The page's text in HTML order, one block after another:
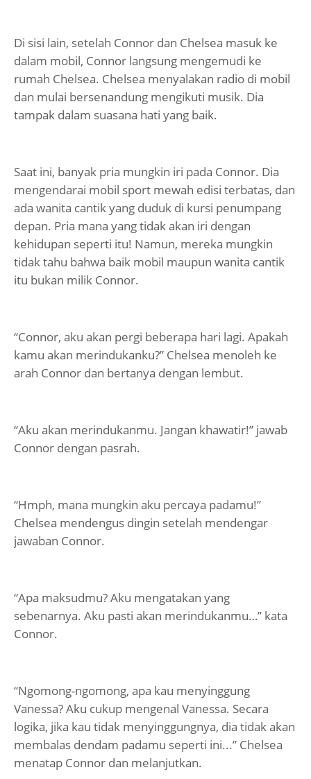
Di sisi lain, setelah Connor dan Chelsea masuk ke
dalam mobil, Connor langsung mengemudi ke
rumah Chelsea. Chelsea menyalakan radio di mobil
dan mulai bersenandung mengikuti musik. Dia
tampak dalam suasana hati yang baik.
Saat ini, banyak pria mungkin iri pada Connor. Dia
mengendarai mobil sport mewah edisi terbatas, dan
ada wanita cantik yang duduk di kursi penumpang
depan. Pria mana yang tidak akan iri dengan
kehidupan seperti itu! Namun, mereka mungkin
tidak tahu bahwa baik mobil maupun wanita cantik
itu bukan milik Connor.
“Connor, aku akan pergi beberapa hari lagi. Apakah
kamu akan merindukanku?” Chelsea menoleh ke
arah Connor dan bertanya dengan lembut.
“Aku akan merindukanmu. Jangan khawatir!” jawab
Connor dengan pasrah.
“Hmph, mana mungkin aku percaya padamu!”
Chelsea mendengus dingin setelah mendengar
jawaban Connor.
“Apa maksudmu? Aku mengatakan yang
sebenarnya. Aku pasti akan merindukanmu…” kata
Connor.
“Ngomong-ngomong, apa kau menyinggung
Vanessa? Aku cukup mengenal Vanessa. Secara
logika, jika kau tidak menyinggungnya, dia tidak akan
membalas dendam padamu seperti ini...” Chelsea
menatap Connor dan melanjutkan.